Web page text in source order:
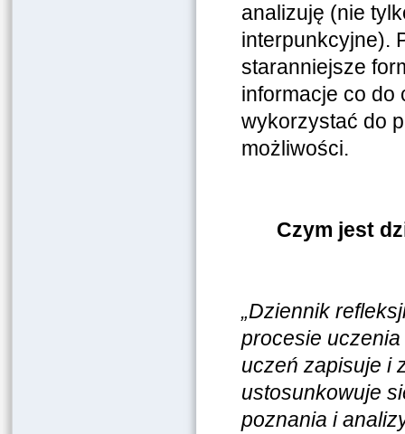
analizuję (nie
interpunkcyjne).
staranniejsze
informacje co do
wykorzystać do
możliwości.
Czym jest
„Dziennik
procesie
uczeń zapisuje i
ustosunkowuje
poznania i